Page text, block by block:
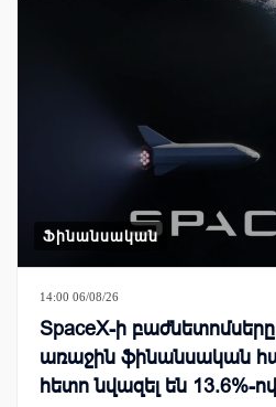
Ֆինանսական
14:00 06/08/26
SpaceX-ի
առաջին ֆինանսական
հետո նվազել են 13.6%-ով